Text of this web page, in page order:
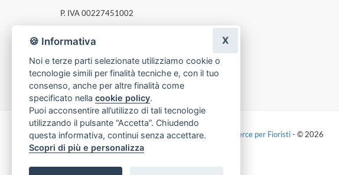
P. IVA 00227451002
Made with byInfoser.it-Realizzazione Siti ecommerce per Fioristi- © 2026
🍪 Informativa
Noi e terze parti selezionate utilizziamo cookie o
tecnologie simili per finalità tecniche e, con il tuo
consenso, anche per altre finalità come
specificato nella cookie policy.
Puoi acconsentire all’utilizzo di tali tecnologie
utilizzando il pulsante “Accetta”. Chiudendo
questa informativa, continui senza accettare.
Scopri di più e personalizza
X